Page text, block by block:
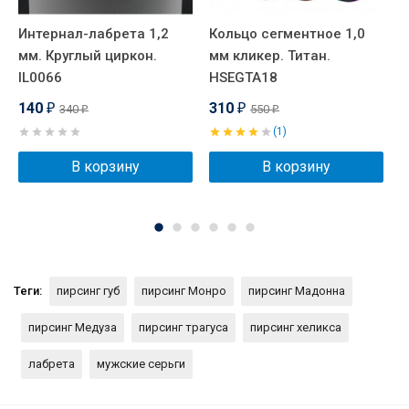
Интернал-лабрета 1,2
мм. Круглый циркон.
IL0066
140 ₽ 340₽
В корзину
Кольцо сегментное 1,0
мм кликер. Титан.
HSEGTA18
310 ₽ 550₽
(1)
В корзину
Теги: пирсинг губ пирсинг Монро пирсинг Мадонна
пирсинг Медуза пирсинг трагуса пирсинг хеликса
лабрета мужские серьги